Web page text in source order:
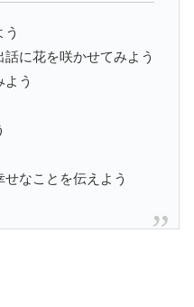
話に花を咲かせてみよう
よう
せなことを伝えよう